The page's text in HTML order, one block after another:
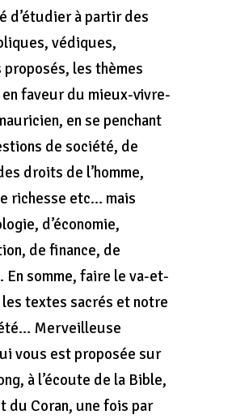
d’étudier à partir des
védiques,
proposés, les thèmes
faveur du mieux-vivre-
en se penchant
de société, de
droits de l’homme,
richesse etc… mais
d’économie,
de finance, de
En somme, faire le va-et-
textes sacrés et notre
Merveilleuse
vous est proposée sur
à l’écoute de la Bible,
du Coran, une fois par